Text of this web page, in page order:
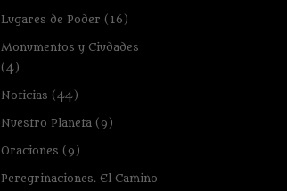
Lugares de Poder (16)
Monumentos y Ciudades
(4)
Noticias (44)
Nuestro Planeta (9)
Oraciones (9)
Peregrinaciones. El Camino